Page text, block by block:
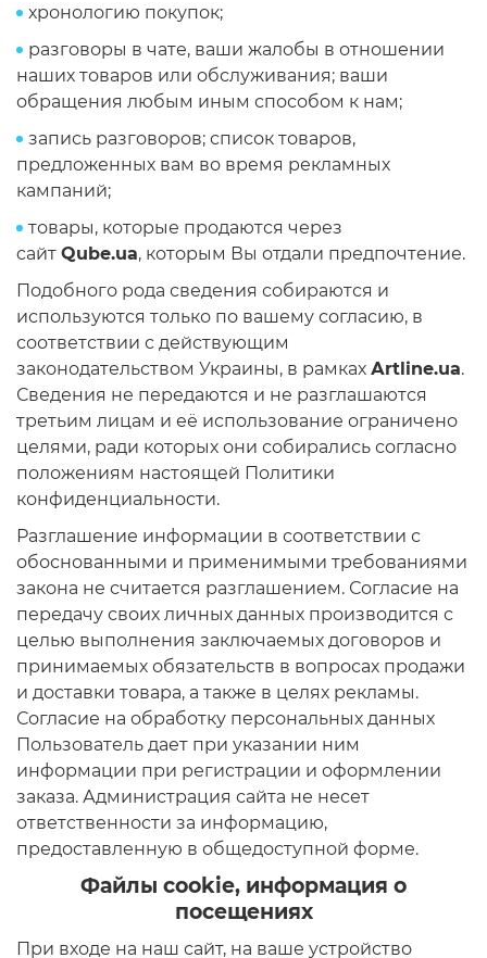
хронологию покупок;
разговоры в чате, ваши жалобы в отношении
наших товаров или обслуживания; ваши
обращения любым иным способом к нам;
запись разговоров; список товаров,
предложенных вам во время рекламных
кампаний;
товары, которые продаются через
cайт Qube.ua, которым Вы отдали предпочтение.
Подобного рода сведения собираются и
используются только по вашему согласию, в
соответствии с действующим
законодательством Украины, в рамках Аrtline.ua.
Сведения не передаются и не разглашаются
третьим лицам и её использование ограничено
целями, ради которых они собирались согласно
положениям настоящей Политики
конфиденциальности.
Разглашение информации в соответствии с
обоснованными и применимыми требованиями
закона не считается разглашением. Согласие на
передачу своих личных данных производится с
целью выполнения заключаемых договоров и
принимаемых обязательств в вопросах продажи
и доставки товара, а также в целях рекламы.
Согласие на обработку персональных данных
Пользователь дает при указании ним
информации при регистрации и оформлении
заказа. Администрация сайта не несет
ответственности за информацию,
предоставленную в общедоступной форме.
Файлы cookie, информация о
посещениях
При входе на наш сайт, на ваше устройство